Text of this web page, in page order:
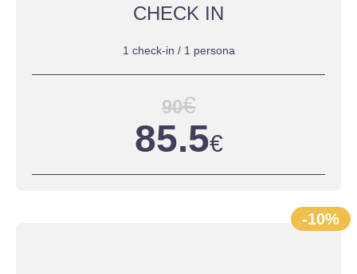
CHECK IN
1 check-in / 1 persona
90€
85.5€
-10%